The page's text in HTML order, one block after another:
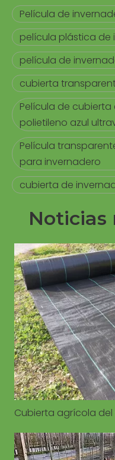
Película de
película plástica de
película de
cubierta
Película de
polietileno azul
Película
para invernadero
cubierta de
Noticias